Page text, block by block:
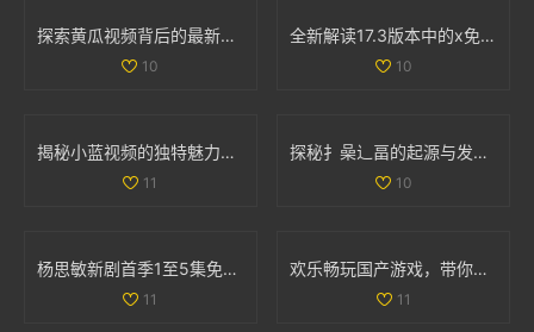
探索黄瓜视频背后的最新潮流和热门内容趋势
10
全新解读17.3版本中的x免费观看全集内容与特点揭秘
10
揭秘小蓝视频的独特魅力，为什么越来越多用户选择它作为娱乐首选
11
探秘扌喿辶畐的起源与发展历史，揭示其独特魅力与意义
10
杨思敏新剧首季1至5集免费在线观看精彩剧情揭秘
11
欢乐畅玩国产游戏，带你体验极致爽快与舒适的双重享受
11